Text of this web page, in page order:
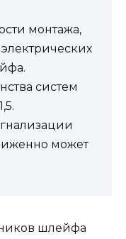
монтажа,
систем
может
шлейфа